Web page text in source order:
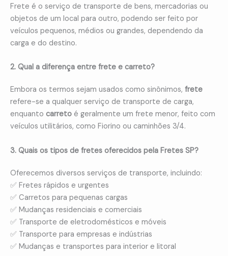
Frete é o serviço de transporte de bens, mercadorias ou
objetos de um local para outro, podendo ser feito por
veículos pequenos, médios ou grandes, dependendo da
carga e do destino.
2. Qual a diferença entre frete e carreto?
Embora os termos sejam usados como sinônimos, frete
refere-se a qualquer serviço de transporte de carga,
enquanto carreto é geralmente um frete menor, feito com
veículos utilitários, como Fiorino ou caminhões 3/4.
3. Quais os tipos de fretes oferecidos pela Fretes SP?
Oferecemos diversos serviços de transporte, incluindo:
✅ Fretes rápidos e urgentes
✅ Carretos para pequenas cargas
✅ Mudanças residenciais e comerciais
✅ Transporte de eletrodomésticos e móveis
✅ Transporte para empresas e indústrias
✅ Mudanças e transportes para interior e litoral